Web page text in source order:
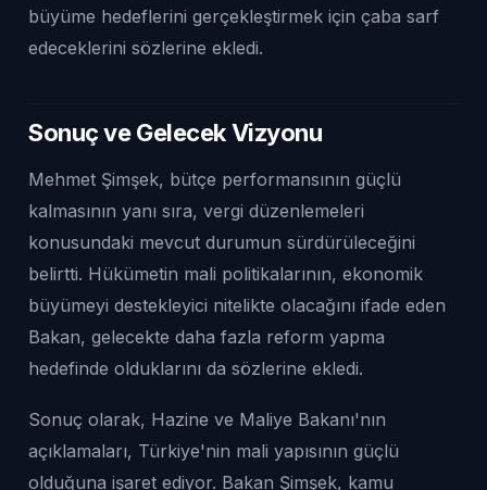
büyüme hedeflerini gerçekleştirmek için çaba sarf
edeceklerini sözlerine ekledi.
Sonuç ve Gelecek Vizyonu
Mehmet Şimşek, bütçe performansının güçlü
kalmasının yanı sıra, vergi düzenlemeleri
konusundaki mevcut durumun sürdürüleceğini
belirtti. Hükümetin mali politikalarının, ekonomik
büyümeyi destekleyici nitelikte olacağını ifade eden
Bakan, gelecekte daha fazla reform yapma
hedefinde olduklarını da sözlerine ekledi.
Sonuç olarak, Hazine ve Maliye Bakanı'nın
açıklamaları, Türkiye'nin mali yapısının güçlü
olduğuna işaret ediyor. Bakan Şimşek, kamu